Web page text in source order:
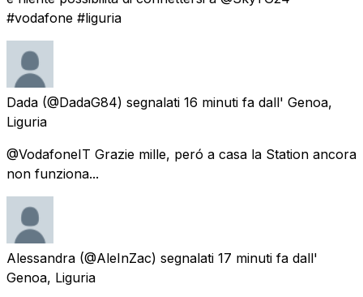
#vodafone #liguria
Dada (@DadaG84) segnalati 16 minuti fa dall' Genoa,
Liguria
@VodafoneIT Grazie mille, peró a casa la Station ancora
non funziona...
Alessandra (@AleInZac) segnalati 17 minuti fa dall'
Genoa, Liguria